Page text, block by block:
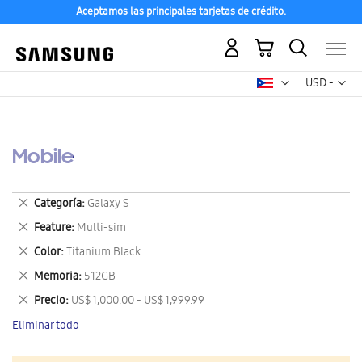
Aceptamos las principales tarjetas de crédito.
USD -
dólar
Mi carrito
Mobile
Categoría Galaxy S
Eliminar
este
artículo
Feature Multi-sim
Eliminar
este
artículo
Color Titanium Black.
Eliminar
este
artículo
Memoria 512GB
Eliminar
este
artículo
Precio US$ 1,000.00 - US$ 1,999.99
Eliminar
este
artículo
Eliminar todo